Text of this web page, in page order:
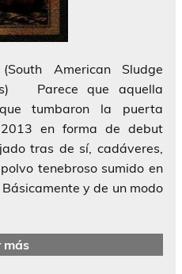
American Sludge
Parece que aquella
tumbaron la puerta
en forma de debut
tras de sí, cadáveres,
tenebroso sumido en
y de un modo
más